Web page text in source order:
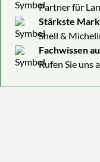
Partner für
Stärkste
Shell &
Fachwissen
Rufen Sie uns